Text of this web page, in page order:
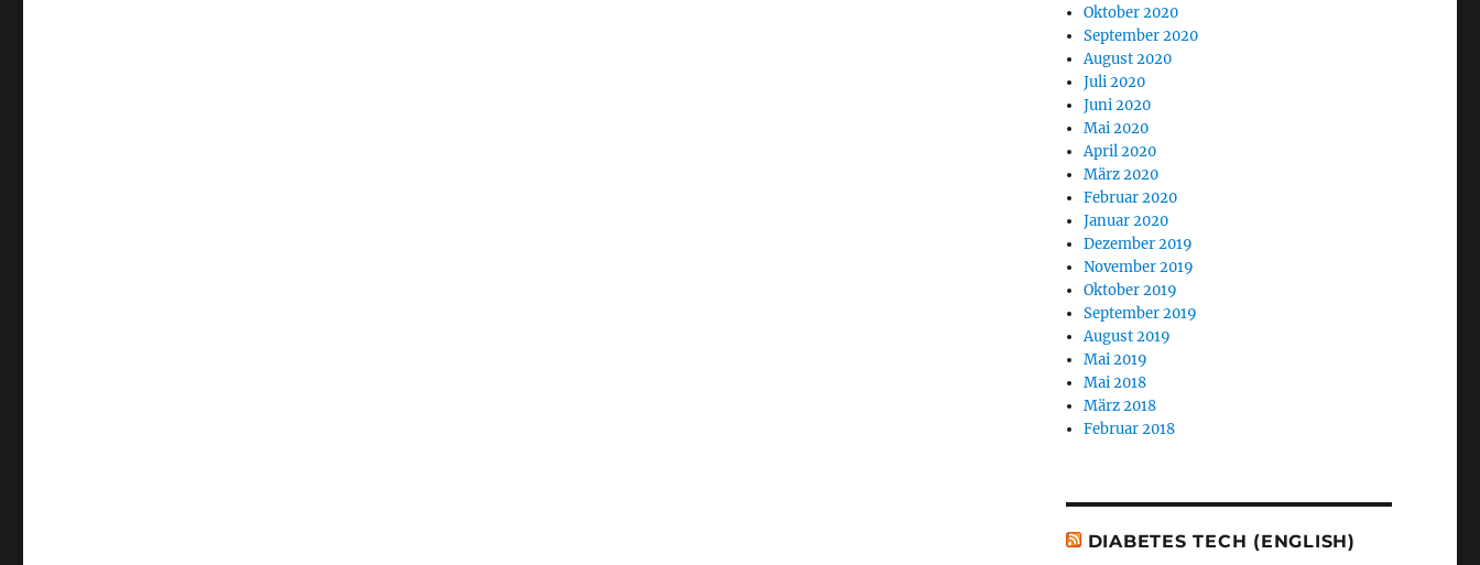
Oktober 2020
September 2020
August 2020
Juli 2020
Juni 2020
Mai 2020
April 2020
März 2020
Februar 2020
Januar 2020
Dezember 2019
November 2019
Oktober 2019
September 2019
August 2019
Mai 2019
Mai 2018
März 2018
Februar 2018
DIABETES TECH (ENGLISH)